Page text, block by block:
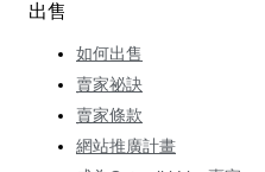
出售
如何出售
賣家祕訣
賣家條款
網站推廣計畫